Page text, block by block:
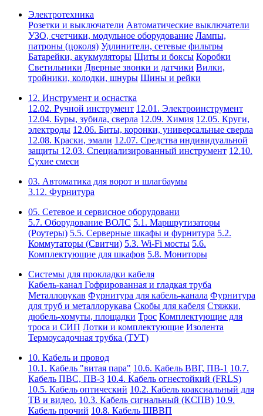
Электротехника
Розетки и выключатели Автоматические выключатели
УЗО, счетчики, модульное оборудование Лампы,
патроны (цоколя) Удлинители, сетевые фильтры
Батарейки, акукмуляторы Щиты и боксы Коробки
Светильники Дверные звонки и датчики Вилки,
тройники, колодки, шнуры Шины и рейки
12. Инструмент и оснастка
12.02. Ручной инструмент 12.01. Электроинструмент
12.04. Буры, зубила, сверла 12.09. Химия 12.05. Круги,
электроды 12.06. Биты, коронки, универсальные сверла
12.08. Краски, эмали 12.07. Средства индивидуальной
защиты 12.03. Специализированный инструмент 12.10.
Сухие смеси
03. Автоматика для ворот и шлагбаумы
3.12. Фурнитура
05. Сетевое и сервисное оборудовани
5.7. Оборудование ВОЛС 5.1. Маршрутизаторы
(Роутеры) 5.5. Серверные шкафы и фурнитура 5.2.
Коммутаторы (Свитчи) 5.3. Wi-Fi мосты 5.6.
Комплектующие для шкафов 5.8. Мониторы
Системы для прокладки кабеля
Кабель-канал Гофрированная и гладкая труба
Металлорукав Фурнитура для кабель-канала Фурнитура
для труб и металлорукава Скобы для кабеля Стяжки,
дюбель-хомуты, площадки Трос Комплектующие для
троса и СИП Лотки и комплектующие Изолента
Термоусадочная трубка (ТУТ)
10. Кабель и провод
10.1. Кабель "витая пара" 10.6. Кабель ВВГ, ПВ-1 10.7.
Кабель ПВС, ПВ-3 10.4. Кабель огнестойкий (FRLS)
10.5. Кабель оптический 10.2. Кабель коаксиальный для
ТВ и видео. 10.3. Кабель сигнальный (КСПВ) 10.9.
Кабель прочий 10.8. Кабель ШВВП